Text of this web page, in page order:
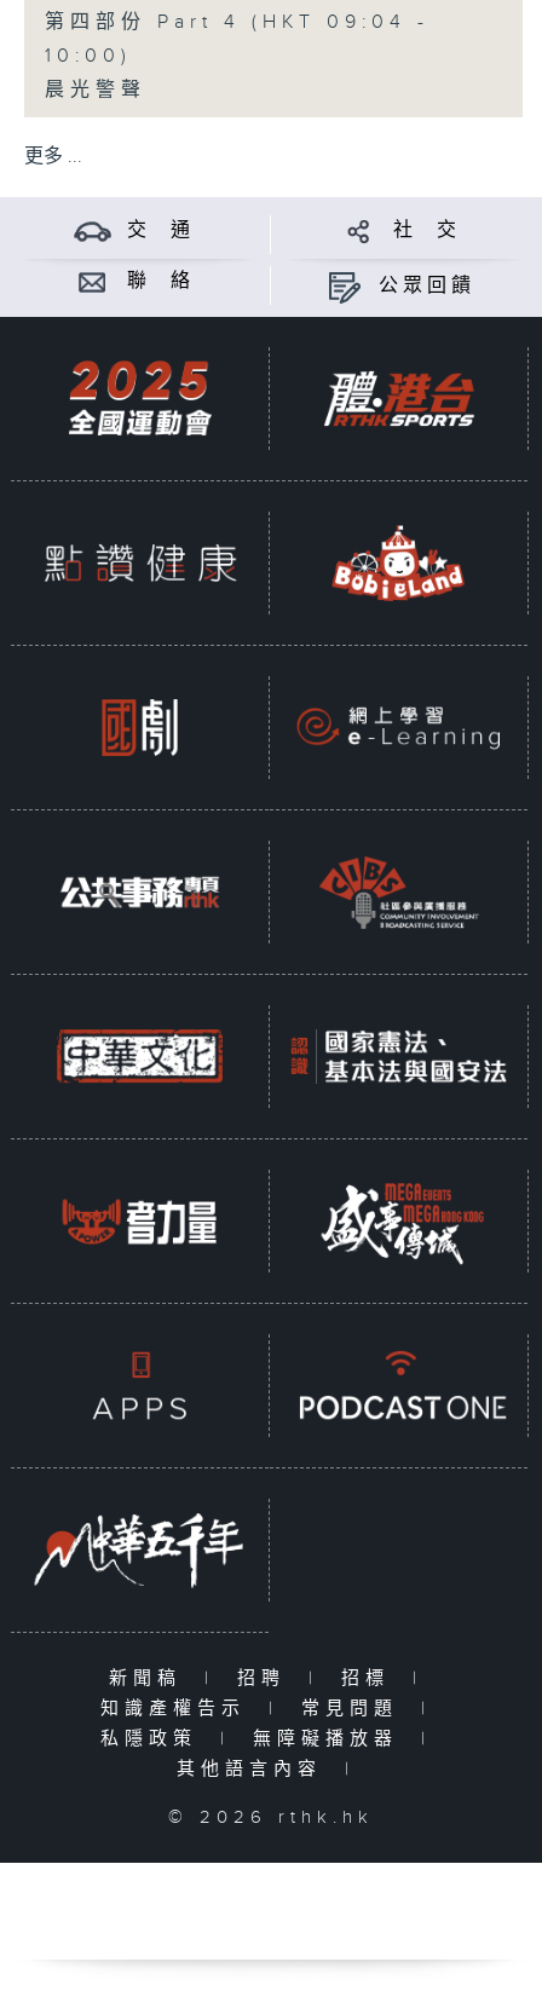
第四部份 Part 4 (HKT 09:04 -
10:00)
晨光警聲
更多 ...
交 通 社 交
聯 絡 公眾回饋
新聞稿 | 招聘 | 招標
|
知識產權告示
| 常見問題
|
私隱政策
| 無障礙播放器
|
其他語言內容
|
© 2026 rthk.hk